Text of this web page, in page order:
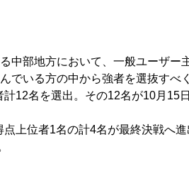
中部地方において、一般ユーザー
でいる方の中から強者を選抜すべ
12名を選出。その12名が10月15
上位者1名の計4名が最終決戦へ